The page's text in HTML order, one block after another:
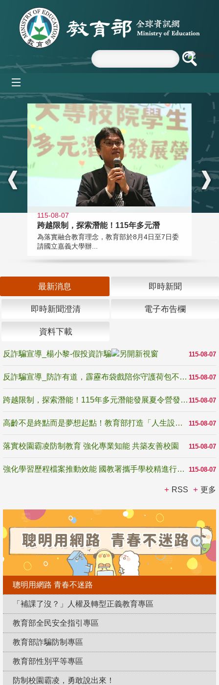
跳到主要內容區塊
:::
115-08-07
跨越限制，探索潛能！115年多元潛
為落實融合教育理念，教育部於8月4日至7日委
請國立嘉義大學辦...
最新消息 即時新聞
即時新聞澄清 電子布告欄
資料下載
115-08-07
反詐騙宣導_楊小黎-假投資詐騙
115-08-07
反詐騙宣導_防詐有道，霹靂布袋戲陪你守護荷包不受騙
115-08-07
跨越限制，探索潛能！115年多元潛能發展夏令營發掘生命無限可能
115-08-07
高齡不是終點而是夢想起點！教育部打造「人生設計夢工場」 參展第3屆高齡健康產業博覽會
115-08-07
落實校園霸凌防制教育 強化專業知能 共築友善校園
115-08-07
強化學習歷程檔案推動效能 國教署攜手學校精進行政與教學支持
RSS 更多
聰明用網路 青春不迷路
「補課了沒？」人權及轉型正義教育專區
教育部全民安全指引專區
教育部詐騙防制專區
教育部性別平等專區
防制校園霸凌，勇敢說出來！